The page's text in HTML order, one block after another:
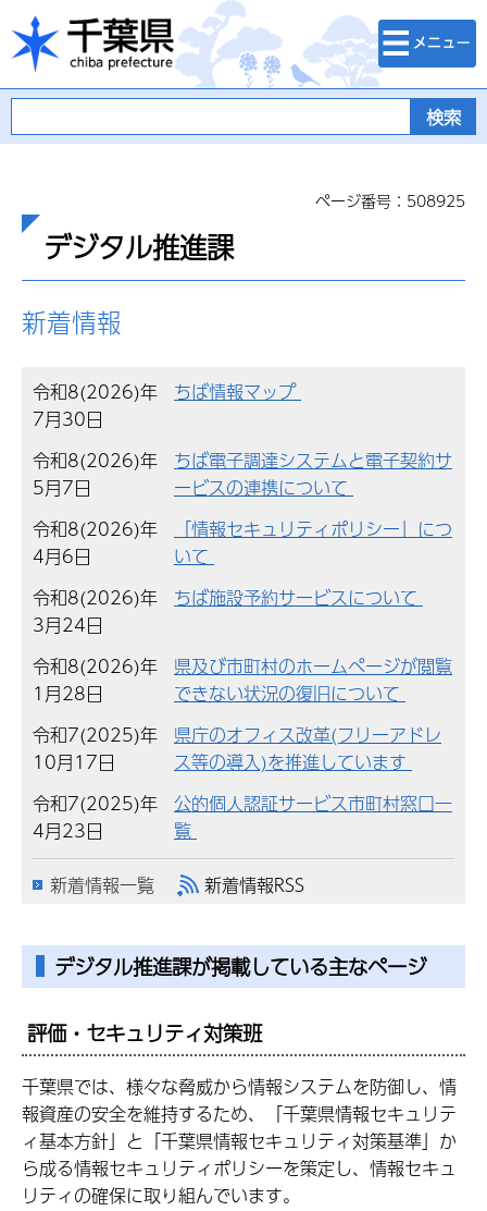
千葉県
検索・メニュ
ー
ページ番号：508925
デジタル推進課
新着情報
令和8(2026)年
7月30日
ちば情報マップ
令和8(2026)年
5月7日
ちば電子調達システムと電子契約サ
ービスの連携について
令和8(2026)年
4月6日
「情報セキュリティポリシー」につ
いて
令和8(2026)年
3月24日
ちば施設予約サービスについて
令和8(2026)年
1月28日
県及び市町村のホームページが閲覧
できない状況の復旧について
令和7(2025)年
10月17日
県庁のオフィス改革(フリーアドレ
ス等の導入)を推進しています
令和7(2025)年
4月23日
公的個人認証サービス市町村窓口一
覧
新着情報一覧
新着情報RSS
デジタル推進課が掲載している主なページ
評価・セキュリティ対策班
千葉県では、様々な脅威から情報システムを防御し、情
報資産の安全を維持するため、「千葉県情報セキュリテ
ィ基本方針」と「千葉県情報セキュリティ対策基準」か
ら成る情報セキュリティポリシーを策定し、情報セキュ
リティの確保に取り組んでいます。